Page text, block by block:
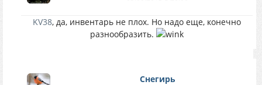
KV38, да, инвентарь не плох. Но надо еще, конечно
разнообразить.
Снегирь